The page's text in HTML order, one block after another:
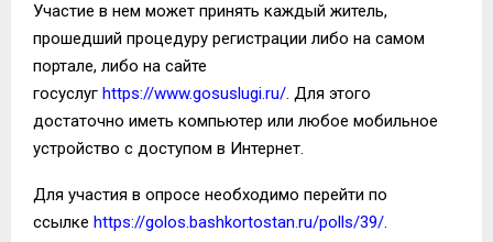
Участие в нем может принять каждый житель,
прошедший процедуру регистрации либо на самом
портале, либо на сайте
госуслуг https://www.gosuslugi.ru/. Для этого
достаточно иметь компьютер или любое мобильное
устройство с доступом в Интернет.
Для участия в опросе необходимо перейти по
ссылке https://golos.bashkortostan.ru/polls/39/.